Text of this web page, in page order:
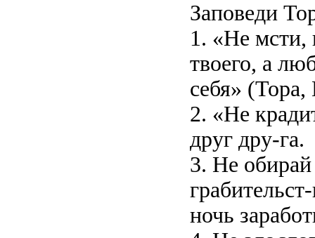
Заповеди
1. «Не мсти,
твоего, а
себя»
2. «Не
друг дру-га.
3. Не обирай
ночь